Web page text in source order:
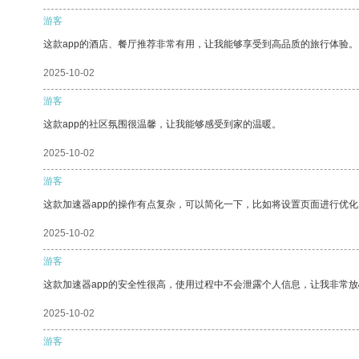
游客
这款app的酒店、餐厅推荐非常有用，让我能够享受到高品质的旅行体验。
2025-10-02
游客
这款app的社区氛围很温馨，让我能够感受到家的温暖。
2025-10-02
游客
这款加速器app的操作有点复杂，可以简化一下，比如将设置页面进行优
2025-10-02
游客
这款加速器app的安全性很高，使用过程中不会泄露个人信息，让我非常
2025-10-02
游客